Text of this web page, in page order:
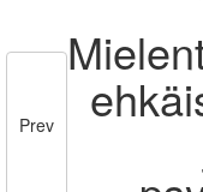
Prev